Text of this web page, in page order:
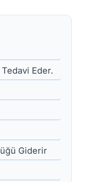
Tedavi Eder.
Giderir